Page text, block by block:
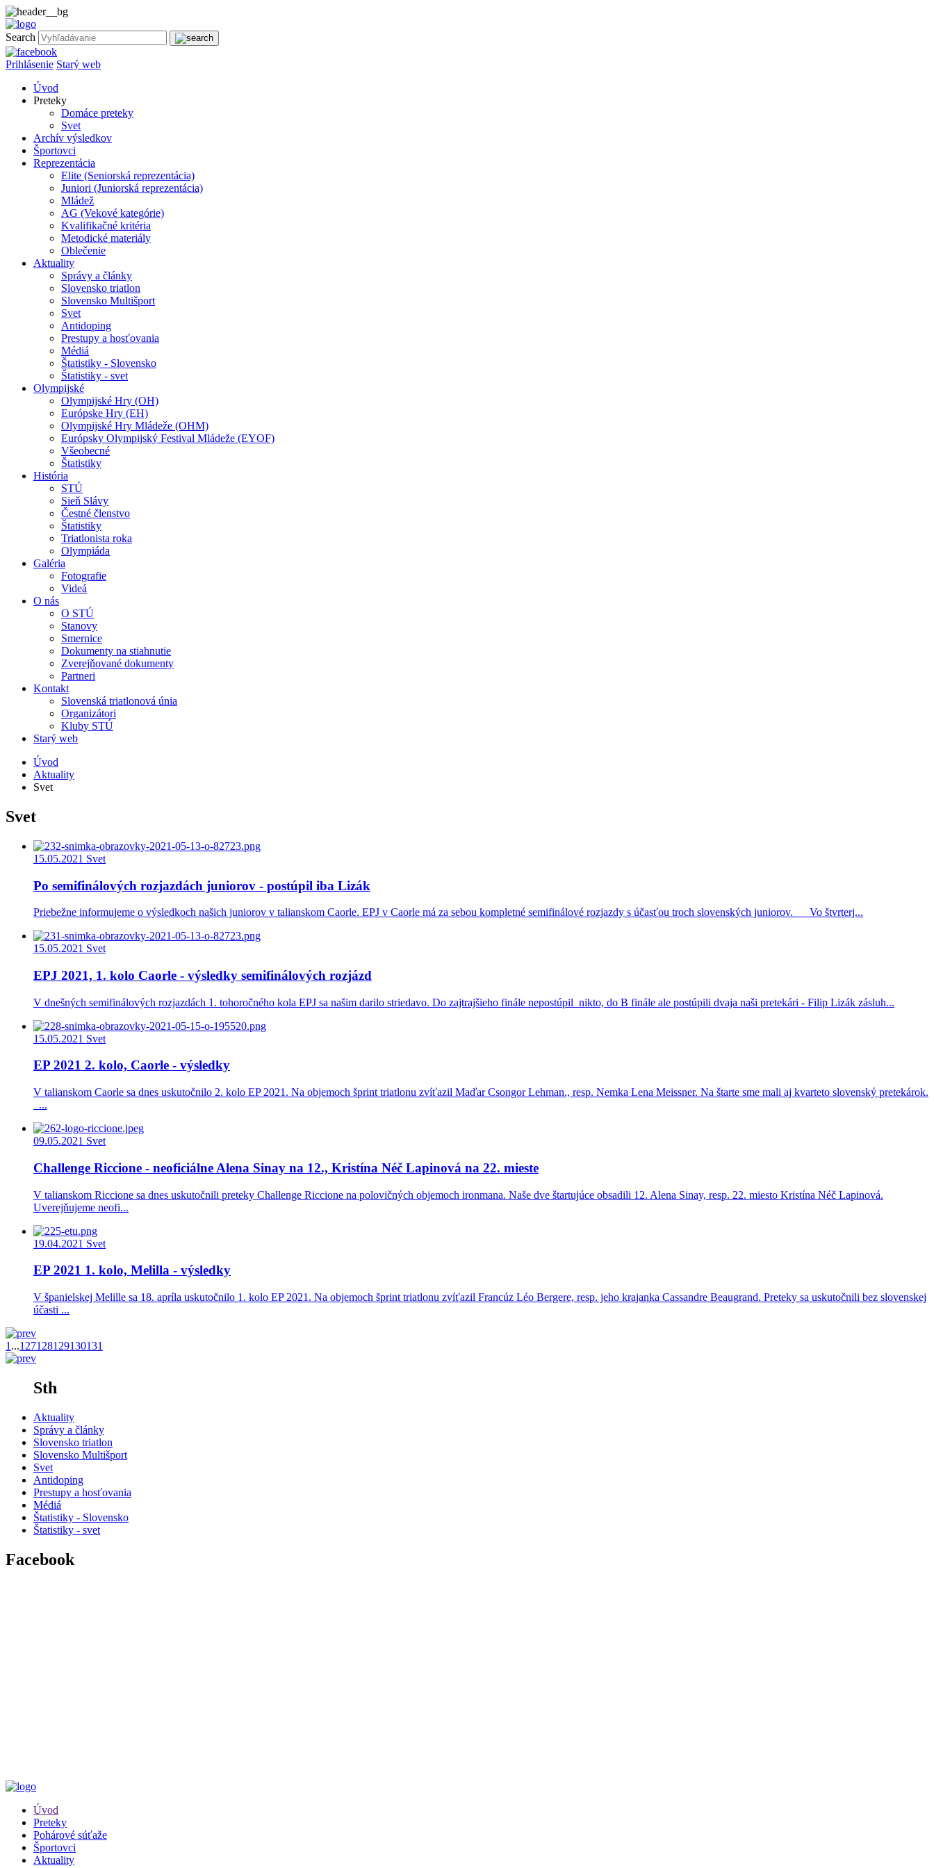
Search
Prihlásenie Starý web
Úvod
Preteky
Domáce preteky
Svet
Archív výsledkov
Športovci
Reprezentácia
Elite (Seniorská reprezentácia)
Juniori (Juniorská reprezentácia)
Mládež
AG (Vekové kategórie)
Kvalifikačné kritéria
Metodické materiály
Oblečenie
Aktuality
Správy a články
Slovensko triatlon
Slovensko Multišport
Svet
Antidoping
Prestupy a hosťovania
Médiá
Štatistiky - Slovensko
Štatistiky - svet
Olympijské
Olympijské Hry (OH)
Európske Hry (EH)
Olympijské Hry Mládeže (OHM)
Európsky Olympijský Festival Mládeže (EYOF)
Všeobecné
Štatistiky
História
STÚ
Sieň Slávy
Čestné členstvo
Štatistiky
Triatlonista roka
Olympiáda
Galéria
Fotografie
Videá
O nás
O STÚ
Stanovy
Smernice
Dokumenty na stiahnutie
Zverejňované dokumenty
Partneri
Kontakt
Slovenská triatlonová únia
Organizátori
Kluby STÚ
Starý web
Úvod
Aktuality
Svet
Svet
15.05.2021 Svet
Po semifinálových rozjazdách juniorov - postúpil iba Lizák
Priebežne informujeme o výsledkoch našich juniorov v talianskom Caorle. EPJ v Caorle má za sebou kompletné semifinálové rozjazdy s účasťou troch slovenských juniorov. Vo štvrterj...
15.05.2021 Svet
EPJ 2021, 1. kolo Caorle - výsledky semifinálových rozjázd
V dnešných semifinálových rozjazdách 1. tohoročného kola EPJ sa našim darilo striedavo. Do zajtrajšieho finále nepostúpil nikto, do B finále ale postúpili dvaja naši pretekári - Filip Lizák zásluh...
15.05.2021 Svet
EP 2021 2. kolo, Caorle - výsledky
V talianskom Caorle sa dnes uskutočnilo 2. kolo EP 2021. Na objemoch šprint triatlonu zvíťazil Maďar Csongor Lehman., resp. Nemka Lena Meissner. Na štarte sme mali aj kvarteto slovenský pretekárok.
...
09.05.2021 Svet
Challenge Riccione - neoficiálne Alena Sinay na 12., Kristína Néč Lapinová na 22. mieste
V talianskom Riccione sa dnes uskutočnili preteky Challenge Riccione na polovičných objemoch ironmana. Naše dve štartujúce obsadili 12. Alena Sinay, resp. 22. miesto Kristína Néč Lapinová.
Uverejňujeme neofi...
19.04.2021 Svet
EP 2021 1. kolo, Melilla - výsledky
V španielskej Melille sa 18. apríla uskutočnilo 1. kolo EP 2021. Na objemoch šprint triatlonu zvíťazil Francúz Léo Bergere, resp. jeho krajanka Cassandre Beaugrand. Preteky sa uskutočnili bez slovenskej
účasti ...
1 ...127128129130131
Sth
Aktuality
Správy a články
Slovensko triatlon
Slovensko Multišport
Svet
Antidoping
Prestupy a hosťovania
Médiá
Štatistiky - Slovensko
Štatistiky - svet
Facebook
Úvod
Preteky
Pohárové súťaže
Športovci
Aktuality